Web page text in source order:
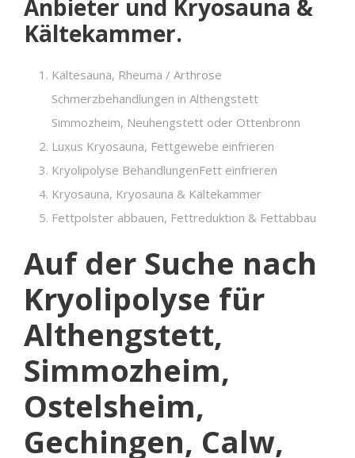
Anbieter und Kryosauna &
Kältekammer.
Kältesauna, Rheuma / Arthrose
Schmerzbehandlungen in Althengstett
Simmozheim, Neuhengstett oder Ottenbronn
Luxus Kryosauna, Fettgewebe einfrieren
Kryolipolyse BehandlungenFett einfrieren
Kryosauna, Kryosauna & Kältekammer
Fettpolster abbauen, Fettreduktion & Fettabbau
Auf der Suche nach
Kryolipolyse für
Althengstett,
Simmozheim,
Ostelsheim,
Gechingen, Calw,